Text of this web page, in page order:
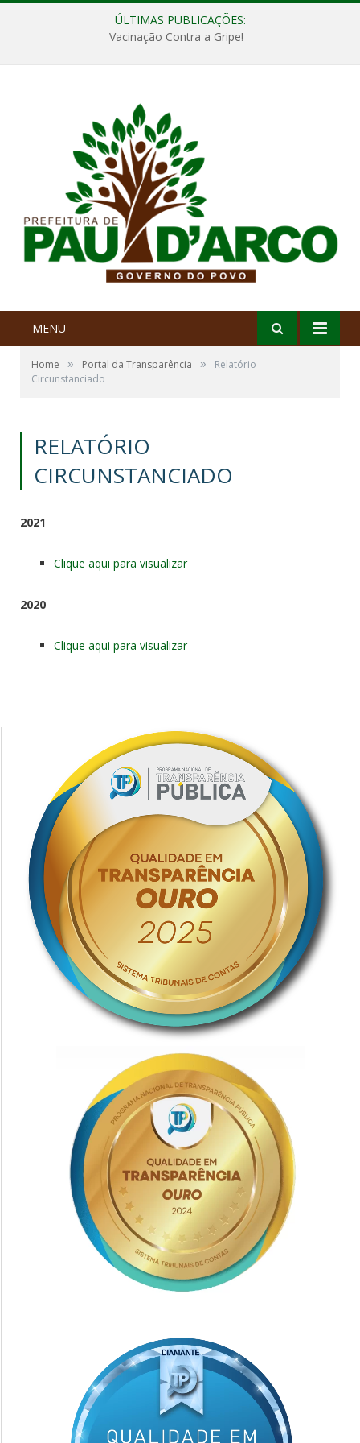
ÚLTIMAS PUBLICAÇÕES:
Vacinação Contra a Gripe!
MENU
Home » Portal da Transparência »
Relatório
Circunstanciado
RELATÓRIO
CIRCUNSTANCIADO
2021
Clique aqui para visualizar
2020
Clique aqui para visualizar